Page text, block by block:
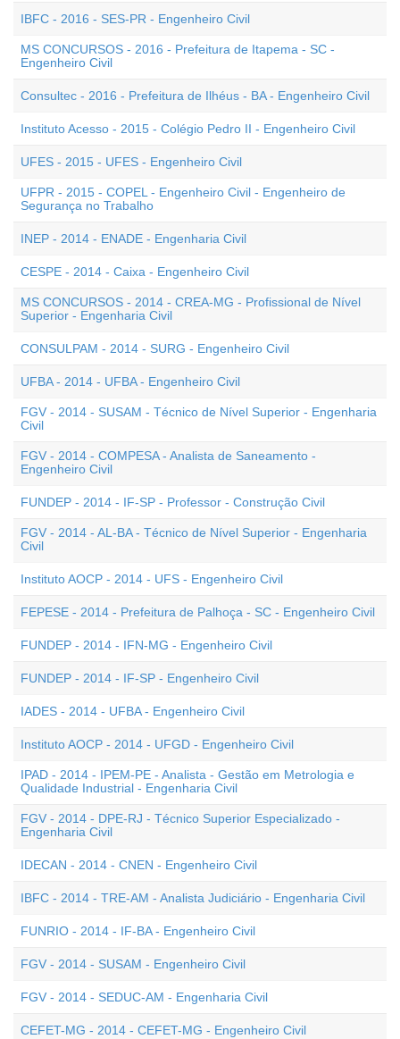
IBFC - 2016 - SES-PR - Engenheiro Civil
MS CONCURSOS - 2016 - Prefeitura de Itapema - SC -
Engenheiro Civil
Consultec - 2016 - Prefeitura de Ilhéus - BA - Engenheiro Civil
Instituto Acesso - 2015 - Colégio Pedro II - Engenheiro Civil
UFES - 2015 - UFES - Engenheiro Civil
UFPR - 2015 - COPEL - Engenheiro Civil - Engenheiro de
Segurança no Trabalho
INEP - 2014 - ENADE - Engenharia Civil
CESPE - 2014 - Caixa - Engenheiro Civil
MS CONCURSOS - 2014 - CREA-MG - Profissional de Nível
Superior - Engenharia Civil
CONSULPAM - 2014 - SURG - Engenheiro Civil
UFBA - 2014 - UFBA - Engenheiro Civil
FGV - 2014 - SUSAM - Técnico de Nível Superior - Engenharia
Civil
FGV - 2014 - COMPESA - Analista de Saneamento -
Engenheiro Civil
FUNDEP - 2014 - IF-SP - Professor - Construção Civil
FGV - 2014 - AL-BA - Técnico de Nível Superior - Engenharia
Civil
Instituto AOCP - 2014 - UFS - Engenheiro Civil
FEPESE - 2014 - Prefeitura de Palhoça - SC - Engenheiro Civil
FUNDEP - 2014 - IFN-MG - Engenheiro Civil
FUNDEP - 2014 - IF-SP - Engenheiro Civil
IADES - 2014 - UFBA - Engenheiro Civil
Instituto AOCP - 2014 - UFGD - Engenheiro Civil
IPAD - 2014 - IPEM-PE - Analista - Gestão em Metrologia e
Qualidade Industrial - Engenharia Civil
FGV - 2014 - DPE-RJ - Técnico Superior Especializado -
Engenharia Civil
IDECAN - 2014 - CNEN - Engenheiro Civil
IBFC - 2014 - TRE-AM - Analista Judiciário - Engenharia Civil
FUNRIO - 2014 - IF-BA - Engenheiro Civil
FGV - 2014 - SUSAM - Engenheiro Civil
FGV - 2014 - SEDUC-AM - Engenharia Civil
CEFET-MG - 2014 - CEFET-MG - Engenheiro Civil